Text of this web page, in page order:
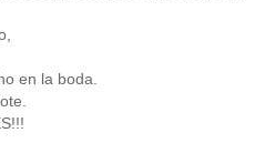
en la boda.